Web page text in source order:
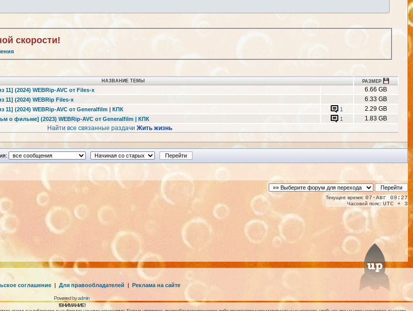
скорости!
НАЗВАНИЕ ТЕМЫ РАЗМЕР
11] (2024) WEBRip-AVC от Files-х
6.66 GB
11] (2024) WEBRip Files-х
6.33 GB
11] (2024) WEBRip-AVC от Generalfilm | КПК 1
2.29 GB
о фильме] (2023) WEBRip-AVC от Generalfilm | КПК 1
1.83 GB
Найти все связанные раздачиЖить жизнь
Текущее время: 07-Авг 09:27
Часовой пояс: UTC + 3
соглашение | Для правообладателей | Реклама на сайте
Powered byadmin
!ВНИМАНИЕ!